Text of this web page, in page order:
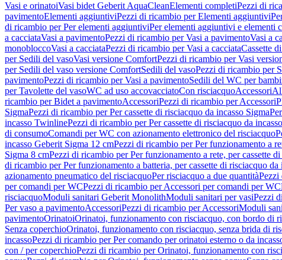
Vasi e orinatoiVasi bidet Geberit AquaCleanElementi completiPezzi di
pavimentoElementi aggiuntiviPezzi di ricambio per Elementi aggiuntivi
di ricambio per Per elementi aggiuntiviPer elementi aggiuntivi e elementi
a cacciataVasi a pavimentoPezzi di ricambio per Vasi a pavimentoVasi a
monobloccoVasi a cacciataPezzi di ricambio per Vasi a cacciataCassette
per Sedili del vasoVasi versione ComfortPezzi di ricambio per Vasi
per Sedili del vaso versione ComfortSedili del vasoPezzi di ricambio per
pavimentoPezzi di ricambio per Vasi a pavimentoSedili del WC per
per Tavolette del vasoWC ad uso accovacciatoCon risciacquoAccessori
ricambio per Bidet a pavimentoAccessoriPezzi di ricambio per Accessori
SigmaPezzi di ricambio per Per cassette di risciacquo da incasso Sigma
incasso TwinlinePezzi di ricambio per Per cassette di risciacquo da
di consumoComandi per WC con azionamento elettronico del risciacquo
incasso Geberit Sigma 12 cmPezzi di ricambio per Per funzionamento a
Sigma 8 cmPezzi di ricambio per Per funzionamento a rete, per cassette
di ricambio per Per funzionamento a batteria, per cassette di risciacquo
azionamento pneumatico del risciacquoPer risciacquo a due quantitàPezzi
per comandi per WCPezzi di ricambio per Accessori per comandi per WC
risciacquoModuli sanitari Geberit MonolithModuli sanitari per vasiPezzi
Per vaso a pavimentoAccessoriPezzi di ricambio per AccessoriModuli
pavimentoOrinatoiOrinatoi, funzionamento con risciacquo, con bordo di
Senza coperchioOrinatoi, funzionamento con risciacquo, senza brida di
incassoPezzi di ricambio per Per comando per orinatoi esterno o da
con / per coperchioPezzi di ricambio per Orinatoi, funzionamento con